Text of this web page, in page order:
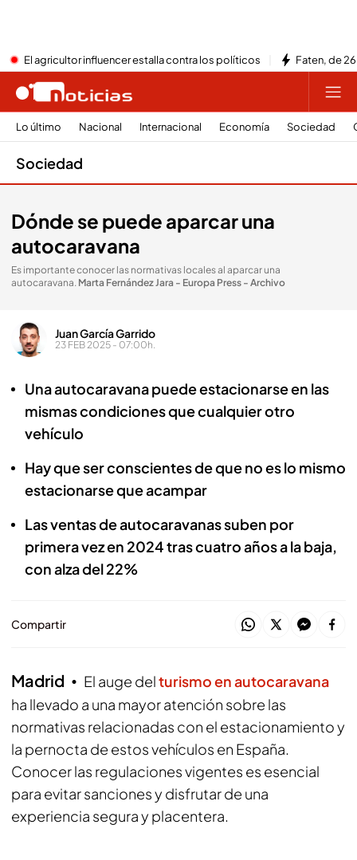
El agricultor influencer estalla contra los políticos Faten, de
Lo último Nacional Internacional Economía Sociedad
Sociedad
Dónde se puede aparcar una
autocaravana
Es importante conocer las normativas locales al aparcar una
autocaravana. Marta Fernández Jara - Europa Press - Archivo
Juan García Garrido
23 FEB 2025 - 07:00h.
Una autocaravana puede estacionarse en las
mismas condiciones que cualquier otro
vehículo
Hay que ser conscientes de que no es lo mismo
estacionarse que acampar
Las ventas de autocaravanas suben por
primera vez en 2024 tras cuatro años a la baja,
con alza del 22%
Compartir
Madrid El auge delturismo en autocaravana
ha llevado a una mayor atención sobre las
normativas relacionadas con el estacionamiento y
la pernocta de estos vehículos en España.
Conocer las regulaciones vigentes es esencial
para evitar sanciones y disfrutar de una
experiencia segura y placentera.